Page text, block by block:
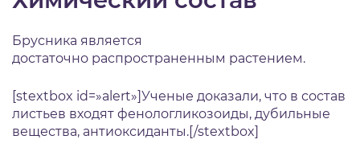
Брусника является
достаточно распространенным растением.
[stextbox id=»alert»]Ученые доказали, что в состав
листьев входят фенологликозоиды, дубильные
вещества, антиоксиданты.[/stextbox]